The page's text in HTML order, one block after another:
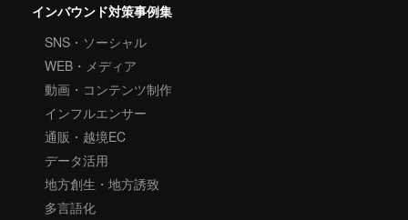
インバウンド対策事例集
SNS・ソーシャル
WEB・メディア
動画・コンテンツ制作
インフルエンサー
通販・越境EC
データ活用
地方創生・地方誘致
多言語化